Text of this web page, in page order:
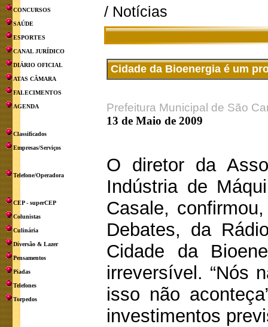
CONCURSOS
SAÚDE
ESPORTES
CANAL JURÍDICO
DIÁRIO OFICIAL
ATAS CÂMARA
FALECIMENTOS
AGENDA
Classificados
Empresas/Serviços
Telefone/Operadora
CEP - superCEP
Colunistas
Culinária
Diversão & Lazer
Pensamentos
Piadas
Telefones
Torpedos
/ Notícias
Cidade da Bioenergia é um
Prefeitura Municipal de São
13 de Maio de 2009
O diretor da
Indústria de
Casale,
Debates, da
Cidade da
irreversível. “Nós
isso não
investimentos